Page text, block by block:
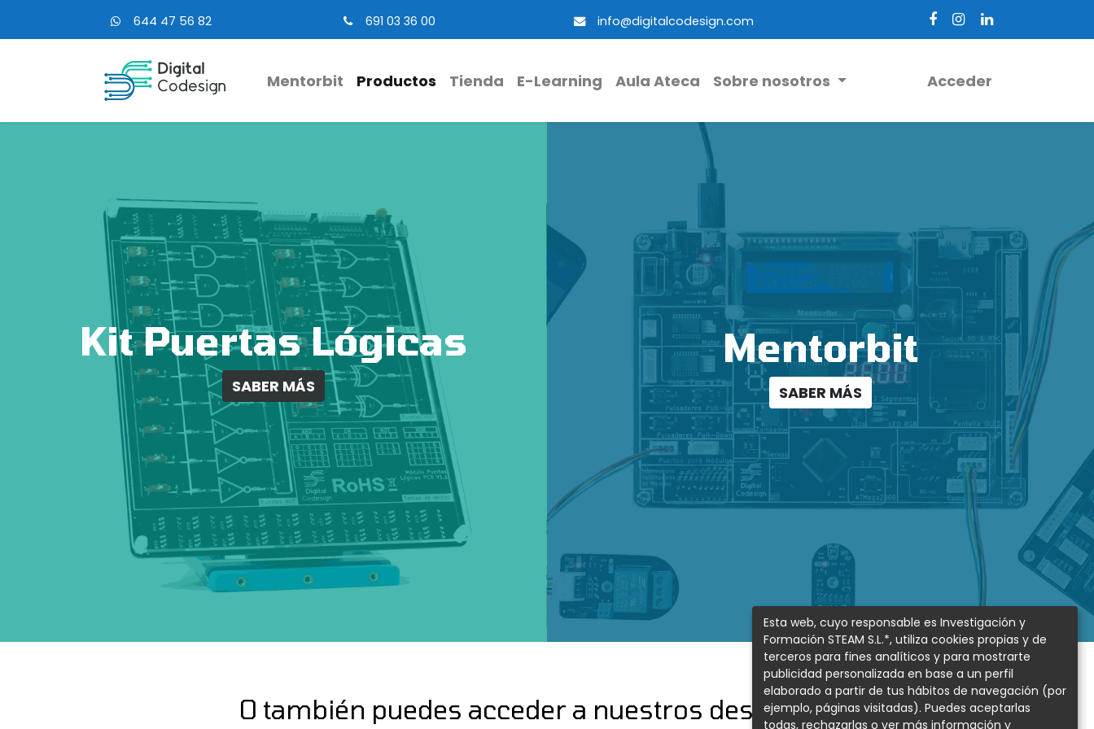
644 47 56 82 691 03 36 00 info@digitalcodesign.com
Mentorbit Productos Tienda E-Learning Aula Ateca Sobre nosotros Acceder
Kit Puertas Lógicas
SABER MÁS
Mentorbit
SABER MÁS
O también puedes acceder a nuestros destacados:
Esta web, cuyo responsable es Investigación y
Formación STEAM S.L.*, utiliza cookies propias y de
terceros para fines analíticos y para mostrarte
publicidad personalizada en base a un perfil
elaborado a partir de tus hábitos de navegación (por
ejemplo, páginas visitadas). Puedes aceptarlas
todas, rechazarlas o ver más información y